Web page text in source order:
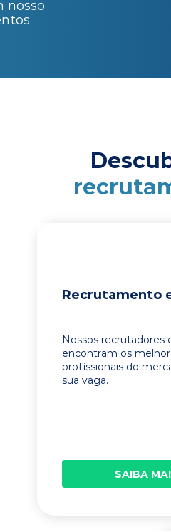
nosso
Recrutamento
Nossos recrutadores
encontram os
profissionais do
sua vaga.
SAIBA